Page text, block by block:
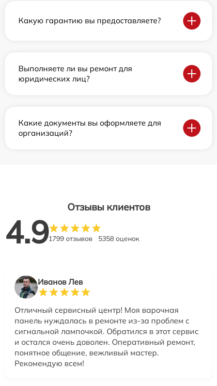
Какую гарантию вы предоставляете?
Выполняете ли вы ремонт для
юридических лиц?
Какие документы вы оформляете для
организаций?
Отзывы клиентов
4.91799 отзывов 5358 оценок
Иванов Лев
Отличный сервисный центр! Моя варочная
панель нуждалась в ремонте из-за проблем с
сигнальной лампочкой. Обратился в этот сервис
и остался очень доволен. Оперативный ремонт,
понятное общение, вежливый мастер.
Рекомендую всем!